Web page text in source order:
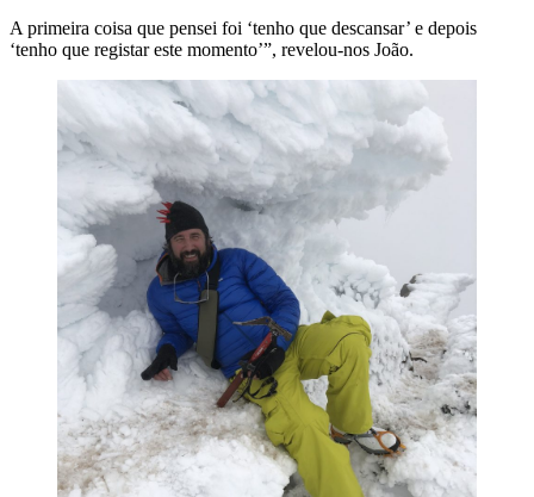
A primeira coisa que pensei foi ‘tenho que descansar’ e depois
‘tenho que registar este momento’”, revelou-nos João.